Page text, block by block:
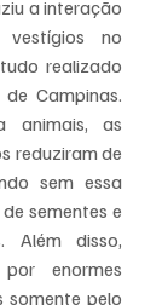
a interação
vestígios no
realizado
Campinas.
animais, as
reduziram de
sem essa
sementes e
Além disso,
enormes
somente pelo